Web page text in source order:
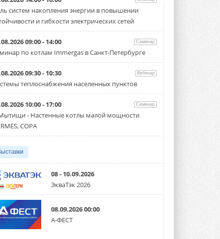
флагманский чиллер AquaEdge
19XR
Чиллер получил новую версию,
работающую на хладагенте R1234ze ...
31 ИЮЛЯ 2026
Mitsubishi расширяет
направление систем
охлаждения для ЦОД
Mitsubishi Electric создаёт в США новую
компанию MEHITS US Inc. ...
31 ИЮЛЯ 2026
США запретили использование
28 июля 2026 года Федеральная
Уже через месяц в России
можно будет устанавливать
солнечные панели в МКД
микрогенерацию в многоквартирных ...
30 ИЮЛЯ 2026
систем накопления энергии в повышении
и гибкости электрических сетей
09:00 - 14:00 Семинар
по котлам Immergas в Санкт-Петербурге
09:30 - 10:30 Вебинар
теплоснабжения населенных пунктов
10:00 - 17:00 Семинар
- Настенные котлы малой мощности
COPA
08 - 10.09.2026
ЭкваТэк 2026
08.09.2026 00:00
А-ФЕСТ